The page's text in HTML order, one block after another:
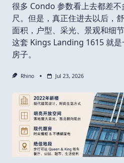
很多 Condo 参数看上去都差
尺。但是，真正住进去以后，
面积，户型、采光、景观和细
这套 Kings Landing 1615 就
房子。
Rhino Jul 23, 2026